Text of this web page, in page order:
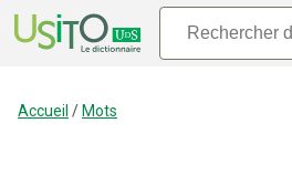
Accueil / Mots